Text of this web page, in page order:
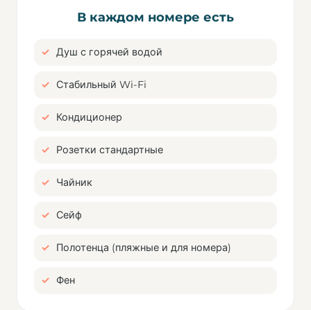
В каждом номере есть
Душ с горячей водой
Стабильный Wi-Fi
Кондиционер
Розетки стандартные
Чайник
Сейф
Полотенца (пляжные и для номера)
Фен